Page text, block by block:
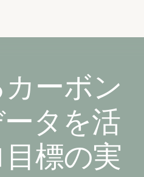
ーボン
タを活
標の実